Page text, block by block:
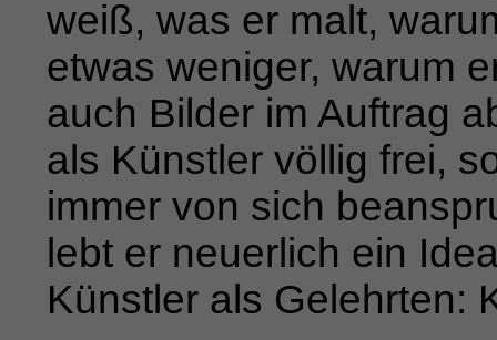
weiß, was er malt,
etwas weniger, warum
auch Bilder im Auftrag
als Künstler völlig frei,
immer von sich
lebt er neuer­ lich ein
Künstler als Gelehrten: